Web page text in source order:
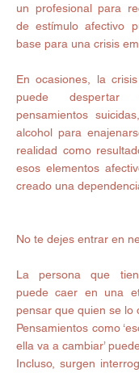
un profesional para
de estímulo afectivo
base para una crisis
En ocasiones, la
puede
pensamientos
alcohol para
realidad como
esos elementos
creado una
No te dejes entrar en
La persona que
puede caer en una
pensar que quien se lo
Pensamientos como
ella va a cambiar’
Incluso, surgen